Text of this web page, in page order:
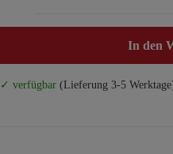
In den
✓ verfügbar (Lieferung 3-5